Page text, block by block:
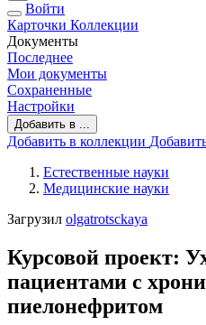
Войти
Карточки Коллекции
Документы
Последнее
Мои документы
Сохраненные
Настройки
Добавить в ...
Добавить в коллекции
Естественные науки
Медицинские науки
Загрузил olgatrotsckaya
Курсовой проект:
пациентами с
пиелонефритом